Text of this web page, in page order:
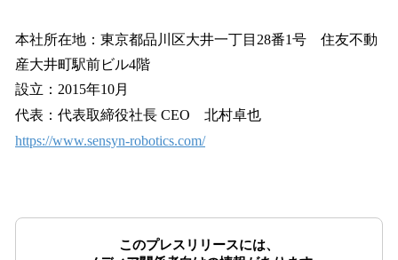
本社所在地：東京都品川区大井一丁目28番1号 住友不動
産大井町駅前ビル4階
設立：2015年10月
代表：代表取締役社長 CEO 北村卓也
https://www.sensyn-robotics.com/
このプレスリリースには、